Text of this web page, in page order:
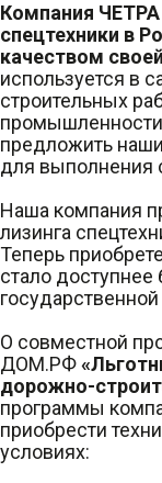
Компания
спецтехники в
качеством
используется в
строительных
предложить
для выполнения
Наша компания
лизинга
Теперь
стало доступнее
О совместной
ДОМ.РФ
дорожно-
программы
приобрести
условиях: